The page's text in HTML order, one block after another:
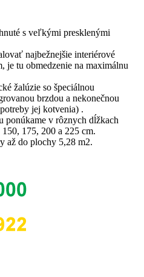
s veľkými presklenými
najbežnejšie interiérové
je tu obmedzenie na maximálnu
žalúzie so špeciálnou
brzdou a nekonečnou
jej kotvenia) .
ponúkame v rôznych dĺžkach
175, 200 a 225 cm.
až do plochy 5,28 m2.